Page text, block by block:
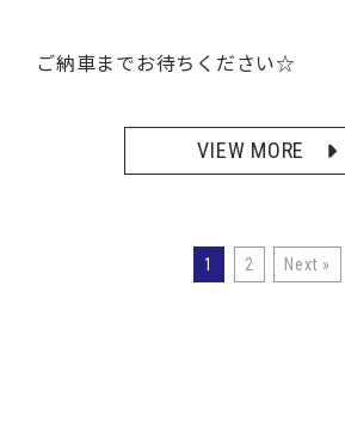
ご納車までお待ちください☆
VIEW MORE
1 2 Next »